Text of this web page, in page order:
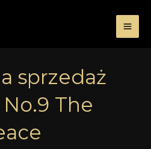
sprzedaż
The